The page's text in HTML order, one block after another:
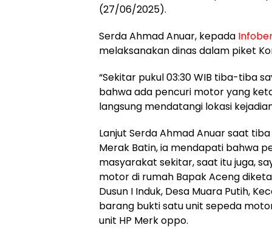
(27/06/2025).
Serda Ahmad Anuar, kepada
melaksanakan dinas dalam piket
“Sekitar pukul 03:30 WIB tiba-tiba
bahwa ada pencuri motor yang
langsung mendatangi lokasi
Lanjut Serda Ahmad Anuar saat
Merak Batin, ia mendapati bahwa
masyarakat sekitar, saat itu juga,
motor di rumah Bapak Aceng
Dusun I Induk, Desa Muara Putih,
barang bukti satu unit sepeda
unit HP Merk oppo.